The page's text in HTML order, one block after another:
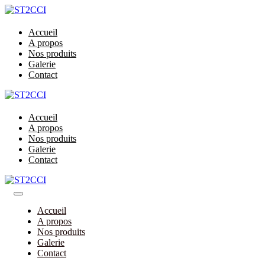
Accueil
A propos
Nos produits
Galerie
Contact
Accueil
A propos
Nos produits
Galerie
Contact
Accueil
A propos
Nos produits
Galerie
Contact